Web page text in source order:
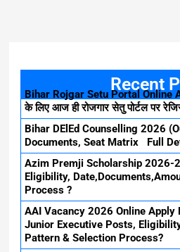
Recent
Bihar Rojgar Setu Portal Online
के लिए आज ही रोजगार सेतु पोर्टल पर
Bihar DElEd Counselling 2026
Documents, Seat Matrix Full
Azim Premji Scholarship 2026-
Eligibility,
Process ?
AAI Vacancy 2026 Online Apply
Junior Executive Posts,
Pattern & Selection Process?